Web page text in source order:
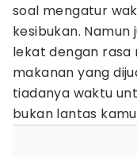
soal mengatur
kesibukan.
lekat dengan rasa
makanan yang
tiadanya waktu
bukan lantas